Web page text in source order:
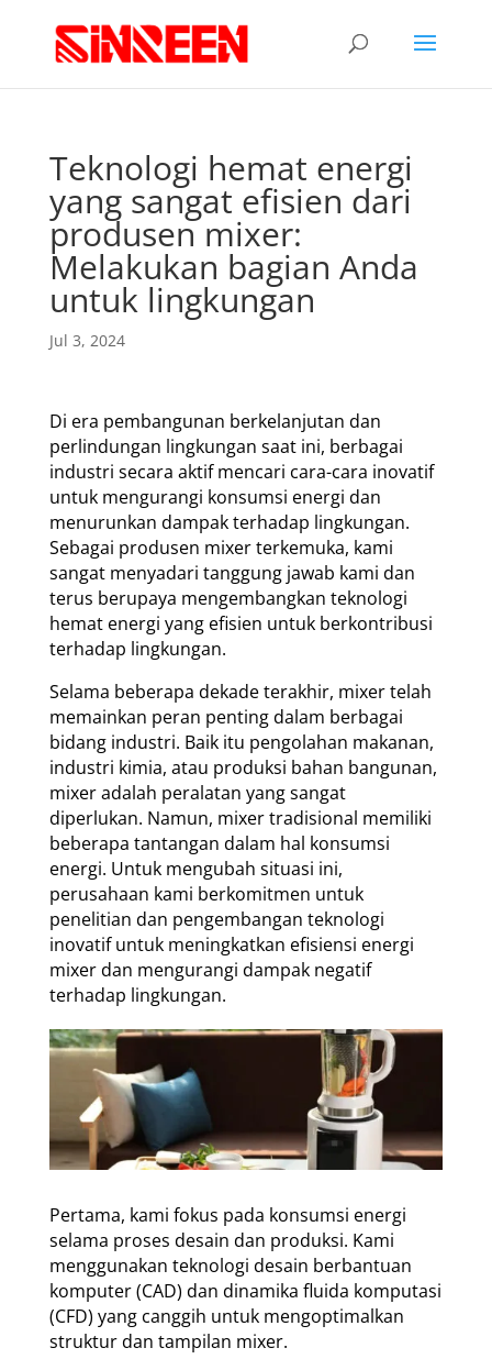
Teknologi hemat energi
yang sangat efisien dari
produsen mixer:
Melakukan bagian Anda
untuk lingkungan
Jul 3, 2024
Di era pembangunan berkelanjutan dan
perlindungan lingkungan saat ini, berbagai
industri secara aktif mencari cara-cara inovatif
untuk mengurangi konsumsi energi dan
menurunkan dampak terhadap lingkungan.
Sebagai produsen mixer terkemuka, kami
sangat menyadari tanggung jawab kami dan
terus berupaya mengembangkan teknologi
hemat energi yang efisien untuk berkontribusi
terhadap lingkungan.
Selama beberapa dekade terakhir, mixer telah
memainkan peran penting dalam berbagai
bidang industri. Baik itu pengolahan makanan,
industri kimia, atau produksi bahan bangunan,
mixer adalah peralatan yang sangat
diperlukan. Namun, mixer tradisional memiliki
beberapa tantangan dalam hal konsumsi
energi. Untuk mengubah situasi ini,
perusahaan kami berkomitmen untuk
penelitian dan pengembangan teknologi
inovatif untuk meningkatkan efisiensi energi
mixer dan mengurangi dampak negatif
terhadap lingkungan.
Pertama, kami fokus pada konsumsi energi
selama proses desain dan produksi. Kami
menggunakan teknologi desain berbantuan
komputer (CAD) dan dinamika fluida komputasi
(CFD) yang canggih untuk mengoptimalkan
struktur dan tampilan mixer.